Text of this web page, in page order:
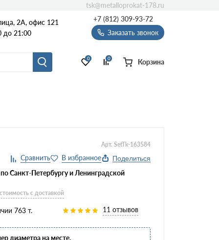
2А, офис 121
до 21:00
+7 (812) 309-93-72
Заказать звонок
0 0 Корзина
tsk@metalloprokat-178.ru
Арт. SetTk-163584
Поделиться
Санкт-Петербургу и Ленинградской
с доставкой
763 т. 11 отзывов
диаметра на месте.